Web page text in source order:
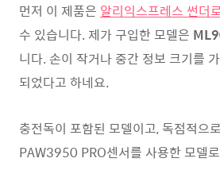
먼저 이 제품은 알리익스프레스 썬더
수 있습니다. 제가 구입한 모델은
니다. 손이 작거나 중간 정보 크기를
되었다고 하네요.
충전독이 포함된 모델이고, 독점적으
PAW3950 PRO센서를 사용한 모델